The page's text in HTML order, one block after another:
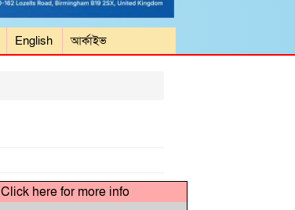
English আর্কাইভ
Click here for more info